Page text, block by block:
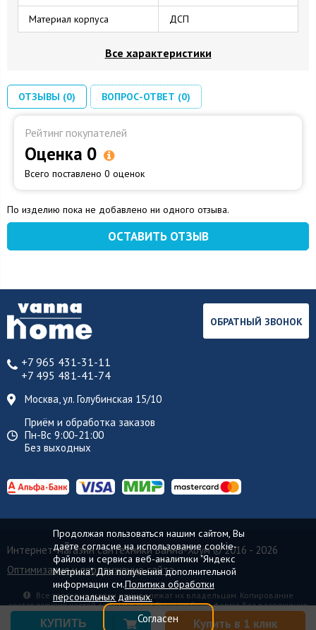
Купить в 1 клик
Материал корпуса ДСП
Все характеристики
ОТЗЫВЫ (0) ВОПРОС-ОТВЕТ (0)
Рейтинг покупателей
Оценка 0
Всего поставлено 0 оценок
По изделию пока не добавлено ни одного отзыва.
ОСТАВИТЬ ОТЗЫВ
+7 965 431-31-11
+7 495 481-41-74
Москва, ул. Голубинская 15/10
Приём и обработка заказов
Пн-Вс 9:00-21:00
Без выходных
ОБРАТНЫЙ ЗВОНОК
Интернет-магазин сантехники Ванна-Хоум© 2016 - 2026
Оптимизация и продвижение сайта
Все торговые марки принадлежат их владельцам. Копирование
составляющих частей сайта в какой бы то ни было форме без разрешения
владельца авторских прав запрещено.
Продолжая пользоваться нашим сайтом, Вы
даёте согласие на использование cookie-
файлов и сервиса веб-аналитики "Яндекс
Метрика". Для получения дополнительной
информации см.Политика обработки
персональных данных.
Согласен